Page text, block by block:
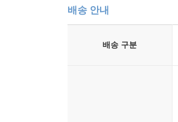
배송 안내
배송 구분